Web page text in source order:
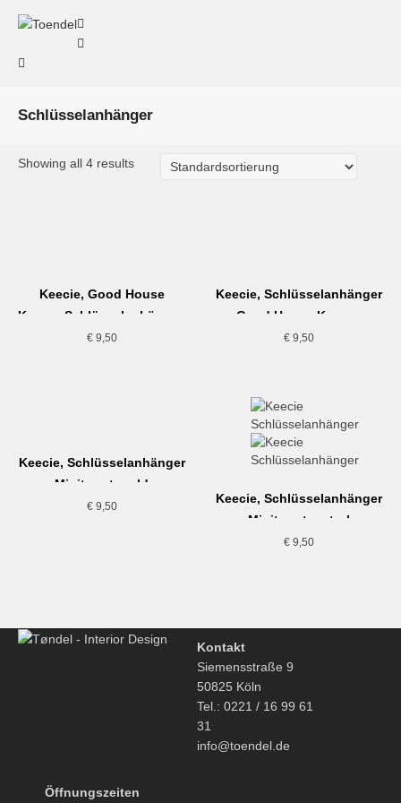
Schlüsselanhänger
Showing all 4 results
Keecie, Good House
Keeper Schlüsselanhänger,
gold
€9,50
Keecie, Schlüsselanhänger
Good House Keeper,
dunkelbraun
€ 9,50
Keecie, Schlüsselanhänger
Minitweet, gold
€9,50
Keecie, Schlüsselanhänger
Minitweet, petrol
€ 9,50
Kontakt
Siemensstraße 9
50825 Köln
Tel.: 0221 / 16 99 61
31
info@toendel.de
Öffnungszeiten